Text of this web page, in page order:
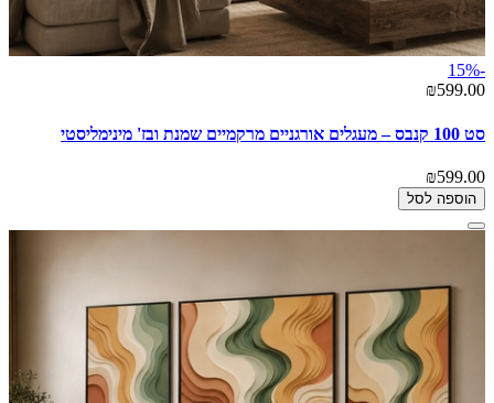
-15%
₪599.00
סט 100 קנבס – מעגלים אורגניים מרקמיים שמנת ובז' מינימליסטי
₪599.00
הוספה לסל